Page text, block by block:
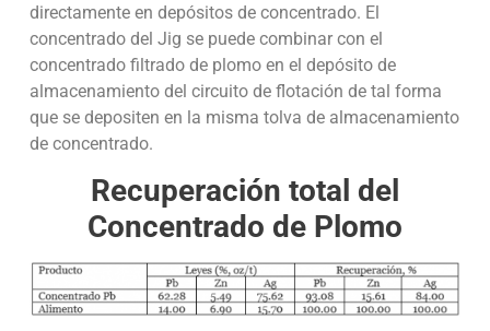
directamente en depósitos de concentrado. El
concentrado del Jig se puede combinar con el
concentrado filtrado de plomo en el depósito de
almacenamiento del circuito de flotación de tal forma
que se depositen en la misma tolva de almacenamiento
de concentrado.
Recuperación total del
Concentrado de Plomo